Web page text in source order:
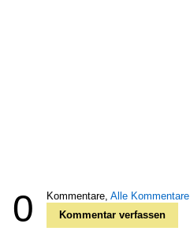
0 Kommentare, Alle Kommentare
Kommentar verfassen